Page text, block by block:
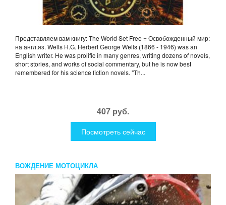
Представляем вам книгу: The World Set Free = Освобожденный мир:
на англ.яз. Wells H.G. Herbert George Wells (1866 - 1946) was an
English writer. He was prolific in many genres, writing dozens of novels,
short stories, and works of social commentary, but he is now best
remembered for his science fiction novels. "Th...
407 руб.
Посмотреть сейчас
ВОЖДЕНИЕ МОТОЦИКЛА